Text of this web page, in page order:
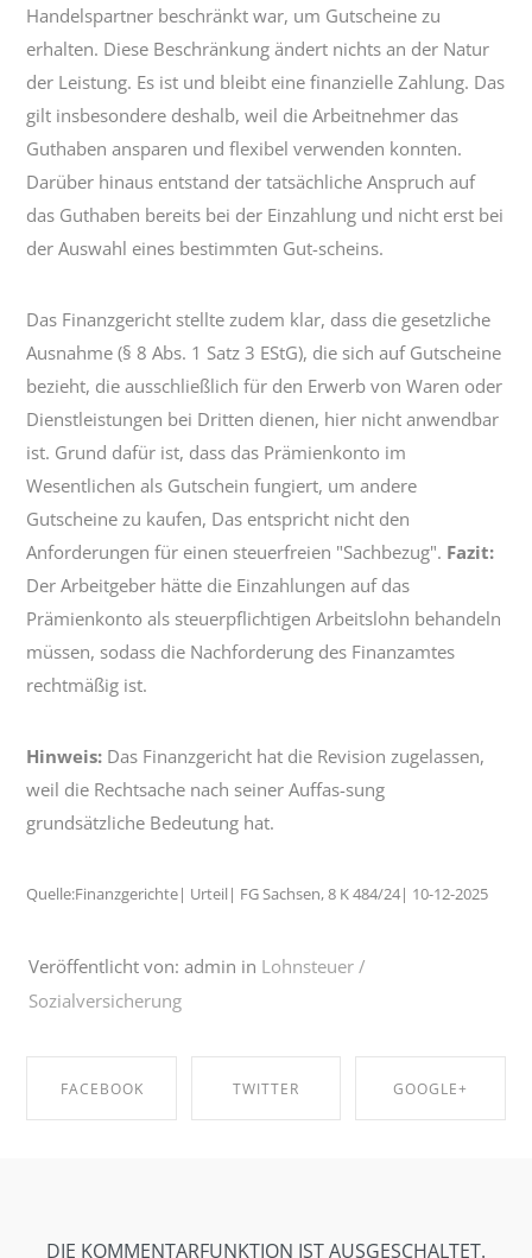
Handelspartner beschränkt war, um Gutscheine zu
erhalten. Diese Beschränkung ändert nichts an der Natur
der Leistung. Es ist und bleibt eine finanzielle Zahlung. Das
gilt insbesondere deshalb, weil die Arbeitnehmer das
Guthaben ansparen und flexibel verwenden konnten.
Darüber hinaus entstand der tatsächliche Anspruch auf
das Guthaben bereits bei der Einzahlung und nicht erst bei
der Auswahl eines bestimmten Gut-scheins.
Das Finanzgericht stellte zudem klar, dass die gesetzliche
Ausnahme (§ 8 Abs. 1 Satz 3 EStG), die sich auf Gutscheine
bezieht, die ausschließlich für den Erwerb von Waren oder
Dienstleistungen bei Dritten dienen, hier nicht anwendbar
ist. Grund dafür ist, dass das Prämienkonto im
Wesentlichen als Gutschein fungiert, um andere
Gutscheine zu kaufen, Das entspricht nicht den
Anforderungen für einen steuerfreien "Sachbezug". Fazit:
Der Arbeitgeber hätte die Einzahlungen auf das
Prämienkonto als steuerpflichtigen Arbeitslohn behandeln
müssen, sodass die Nachforderung des Finanzamtes
rechtmäßig ist.
Hinweis: Das Finanzgericht hat die Revision zugelassen,
weil die Rechtsache nach seiner Auffas-sung
grundsätzliche Bedeutung hat.
Quelle:Finanzgerichte| Urteil| FG Sachsen, 8 K 484/24| 10-12-2025
Veröffentlicht von: admin in Lohnsteuer /
Sozialversicherung
FACEBOOK TWITTER GOOGLE+
DIE KOMMENTARFUNKTION IST AUSGESCHALTET.